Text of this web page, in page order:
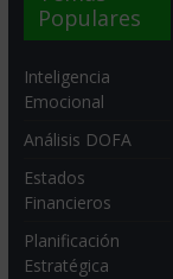
Populares
Inteligencia
Emocional
Análisis DOFA
Estados
Financieros
Planificación
Estratégica